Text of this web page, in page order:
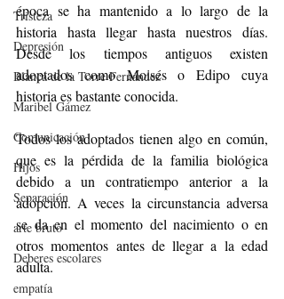
Tristeza
Depresión
Blanca de la Torre Fernández
Maribel Gámez
Comunicación
Hijos
Separación
arte bruto
Deberes escolares
empatía
época se ha mantenido a lo largo de la
historia hasta llegar hasta nuestros días.
Desde los tiempos antiguos existen
adoptados como Moisés o Edipo cuya
historia es bastante conocida.
Todos los adoptados tienen algo en común,
que es la pérdida de la familia biológica
debido a un contratiempo anterior a la
adopción. A veces la circunstancia adversa
se da en el momento del nacimiento o en
otros momentos antes de llegar a la edad
adulta.